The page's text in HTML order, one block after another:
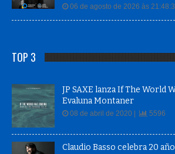
06 de agosto de 2026 às
TOP 3
JP SAXE lanza If The World
Evaluna Montaner
08 de abril de 2020 | 5596
Claudio Basso celebra 20